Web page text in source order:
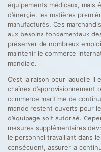
équipements médicaux, mais
d’énergie, les matières
manufacturés. Ces
aux besoins fondamentaux
préserver de nombreux
maintenir le commerce
mondiale.
C’est la raison pour laquelle il
chaînes
commerce maritime de
monde restent ouverts pour
d’équipage soit autorisé.
mesures supplémentaires
le personnel travaillant dans
conséquent, assurer la